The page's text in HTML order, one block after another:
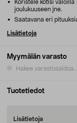
Myymälän varasto
Hakee varastosaldoa...
Koristele kotisi valoilla
joulukuuseen jne.
Saatavana eri
Lisätietoja
Tuotetiedot
Lisätietoja